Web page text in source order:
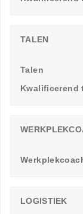
TALEN
Talen
Kwalificerend
LOGISTIEK